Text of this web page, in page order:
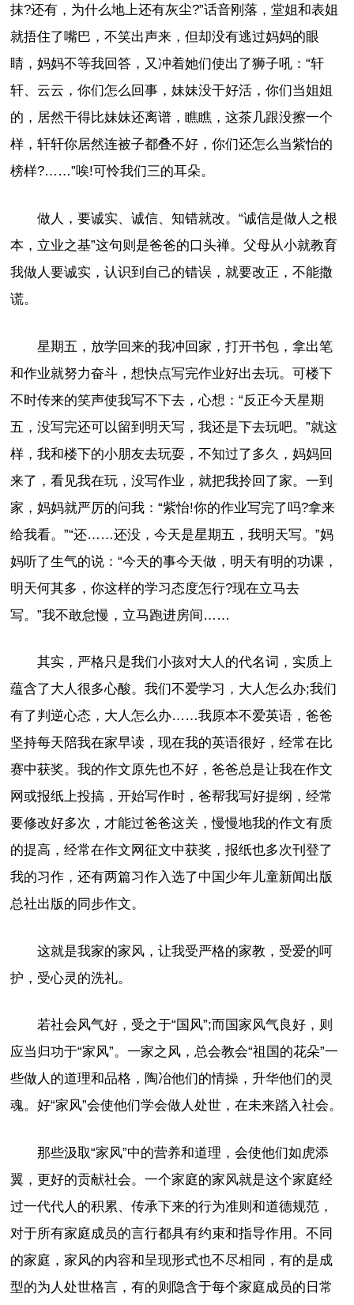
抹?还有，为什么地上还有灰尘?”话音刚落，堂姐和表姐
就捂住了嘴巴，不笑出声来，但却没有逃过妈妈的眼
睛，妈妈不等我回答，又冲着她们使出了狮子吼：“轩
轩、云云，你们怎么回事，妹妹没干好活，你们当姐姐
的，居然干得比妹妹还离谱，瞧瞧，这茶几跟没擦一个
样，轩轩你居然连被子都叠不好，你们还怎么当紫怡的
榜样?……”唉!可怜我们三的耳朵。
做人，要诚实、诚信、知错就改。“诚信是做人之根
本，立业之基”这句则是爸爸的口头禅。父母从小就教育
我做人要诚实，认识到自己的错误，就要改正，不能撒
谎。
星期五，放学回来的我冲回家，打开书包，拿出笔
和作业就努力奋斗，想快点写完作业好出去玩。可楼下
不时传来的笑声使我写不下去，心想：“反正今天星期
五，没写完还可以留到明天写，我还是下去玩吧。”就这
样，我和楼下的小朋友去玩耍，不知过了多久，妈妈回
来了，看见我在玩，没写作业，就把我拎回了家。一到
家，妈妈就严厉的问我：“紫怡!你的作业写完了吗?拿来
给我看。”“还……还没，今天是星期五，我明天写。”妈
妈听了生气的说：“今天的事今天做，明天有明的功课，
明天何其多，你这样的学习态度怎行?现在立马去
写。”我不敢怠慢，立马跑进房间……
其实，严格只是我们小孩对大人的代名词，实质上
蕴含了大人很多心酸。我们不爱学习，大人怎么办;我们
有了判逆心态，大人怎么办……我原本不爱英语，爸爸
坚持每天陪我在家早读，现在我的英语很好，经常在比
赛中获奖。我的作文原先也不好，爸爸总是让我在作文
网或报纸上投搞，开始写作时，爸帮我写好提纲，经常
要修改好多次，才能过爸爸这关，慢慢地我的作文有质
的提高，经常在作文网征文中获奖，报纸也多次刊登了
我的习作，还有两篇习作入选了中国少年儿童新闻出版
总社出版的同步作文。
这就是我家的家风，让我受严格的家教，受爱的呵
护，受心灵的洗礼。
若社会风气好，受之于“国风”;而国家风气良好，则
应当归功于“家风”。一家之风，总会教会“祖国的花朵”一
些做人的道理和品格，陶冶他们的情操，升华他们的灵
魂。好“家风”会使他们学会做人处世，在未来踏入社会。
那些汲取“家风”中的营养和道理，会使他们如虎添
翼，更好的贡献社会。一个家庭的家风就是这个家庭经
过一代代人的积累、传承下来的行为准则和道德规范，
对于所有家庭成员的言行都具有约束和指导作用。不同
的家庭，家风的内容和呈现形式也不尽相同，有的是成
型的为人处世格言，有的则隐含于每个家庭成员的日常